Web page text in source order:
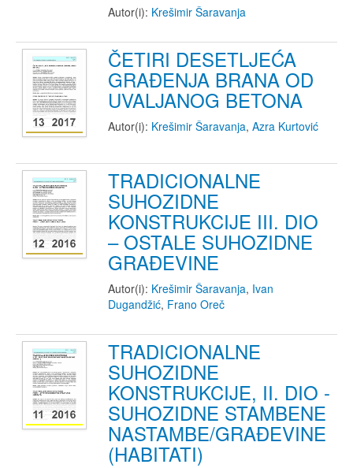
Autor(i): Krešimir Šaravanja
ČETIRI DESETLJEĆA
GRAĐENJA BRANA OD
UVALJANOG BETONA
Autor(i): Krešimir Šaravanja, Azra Kurtović
TRADICIONALNE
SUHOZIDNE
KONSTRUKCIJE III. DIO
– OSTALE SUHOZIDNE
GRAĐEVINE
Autor(i): Krešimir Šaravanja, Ivan
Dugandžić, Frano Oreč
TRADICIONALNE
SUHOZIDNE
KONSTRUKCIJE, II. DIO -
SUHOZIDNE STAMBENE
NASTAMBE/GRAĐEVINE
(HABITATI)